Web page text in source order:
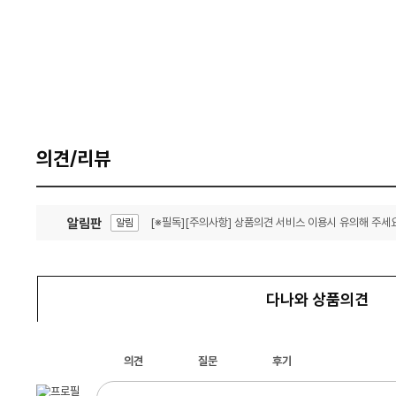
의견/리뷰
알림판 알림 [※필독][주의사항] 상품의견 서비스 이용시 유의해 주세
다나와 상품의견
의견 질문 후기